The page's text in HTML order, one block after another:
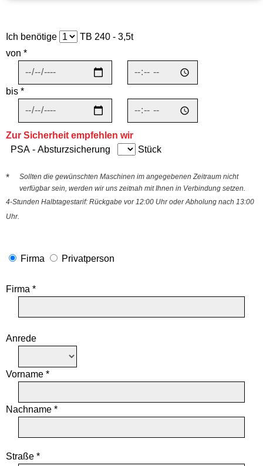
Ich benötige
TB 240 - 3,5t
von *
bis *
Zur Sicherheit empfehlen wir
PSA - Absturzsicherung
Stück
*
Sollten die gewünschten Maschinen im angegebenen Zeitraum nicht
verfügbar sein, werden wir uns zeitnah mit Ihnen in Verbindung setzen.
4-Stunden Halbtagestarif: Rückgabe vor 12:00 Uhr oder Abholung nach 13:00
Uhr.
Firma Privatperson
Firma *
Anrede
Vorname *
Nachname *
Straße *